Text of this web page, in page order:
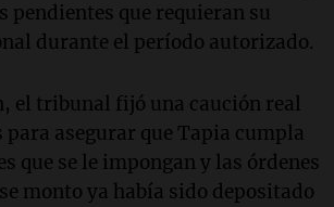
pendientes que requieran su
durante el período autorizado.
el tribunal fijó una caución real
para asegurar que Tapia cumpla
que se le impongan y las órdenes
monto ya había sido depositado